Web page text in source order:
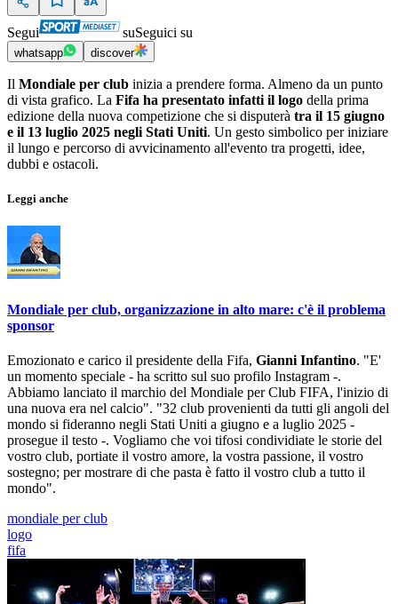
Segui suSeguici su
whatsapp discover
Il Mondiale per club inizia a prendere forma. Almeno da un punto
di vista grafico. La Fifa ha presentato infatti il logo della prima
edizione della nuova competizione che si disputerà tra il 15 giugno
e il 13 luglio 2025 negli Stati Uniti. Un gesto simbolico per iniziare
il lungo e percorso di avvicinamento all'evento tra progetti, idee,
dubbi e ostacoli.
Leggi anche
Mondiale per club, organizzazione in alto mare: c'è il problema
sponsor
Emozionato e carico il presidente della Fifa, Gianni Infantino. "E'
un momento speciale - ha scritto sul suo profilo Instagram -.
Abbiamo lanciato il marchio del Mondiale per Club FIFA, l'inizio di
una nuova era nel calcio". "32 club provenienti da tutti gli angoli del
mondo si fideranno negli Stati Uniti a giugno e a luglio 2025 -
prosegue il testo -. Vogliamo che voi tifosi condividiate le storie del
vostro club, portiate il vostro amore, la vostra passione, il vostro
sostegno; per mostrare di che pasta è fatto il vostro club a tutto il
mondo".
mondiale per club
logo
fifa